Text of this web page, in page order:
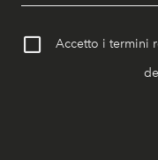
Accetto i termini